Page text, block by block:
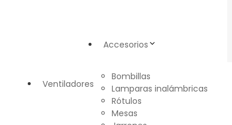
Ventiladores
Accesorios
Bombillas
Lamparas inalámbricas
Rótulos
Mesas